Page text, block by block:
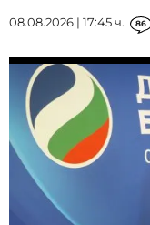
08.08.2026 | 17:45 ч. 86